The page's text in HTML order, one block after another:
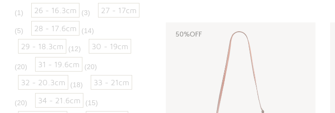
(1) 26 - 16.3cm (3) 27 - 17cm
(5) 28 - 17.6cm (14)
29 - 18.3cm (12) 30 - 19cm
(20) 31 - 19.6cm (20)
32 - 20.3cm (18) 33 - 21cm
(20) 34 - 21.6cm (15)
50%OFF